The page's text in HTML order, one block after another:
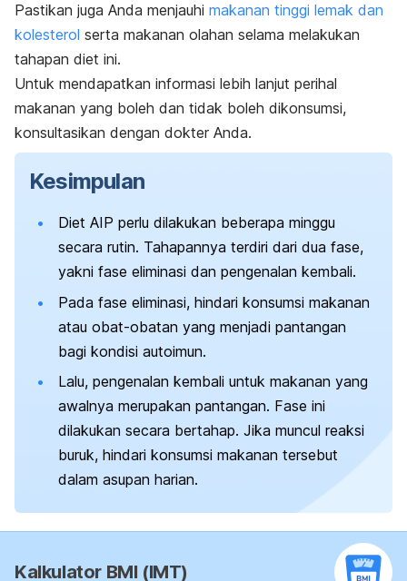
Pastikan juga Anda menjauhi makanan tinggi lemak dan
kolesterol serta makanan olahan selama melakukan
tahapan diet ini.
Untuk mendapatkan informasi lebih lanjut perihal
makanan yang boleh dan tidak boleh dikonsumsi,
konsultasikan dengan dokter Anda.
Kesimpulan
Diet AIP perlu dilakukan beberapa minggu
secara rutin. Tahapannya terdiri dari dua fase,
yakni fase eliminasi dan pengenalan kembali.
Pada fase eliminasi, hindari konsumsi makanan
atau obat-obatan yang menjadi pantangan
bagi kondisi autoimun.
Lalu, pengenalan kembali untuk makanan yang
awalnya merupakan pantangan. Fase ini
dilakukan secara bertahap. Jika muncul reaksi
buruk, hindari konsumsi makanan tersebut
dalam asupan harian.
Kalkulator BMI (IMT)